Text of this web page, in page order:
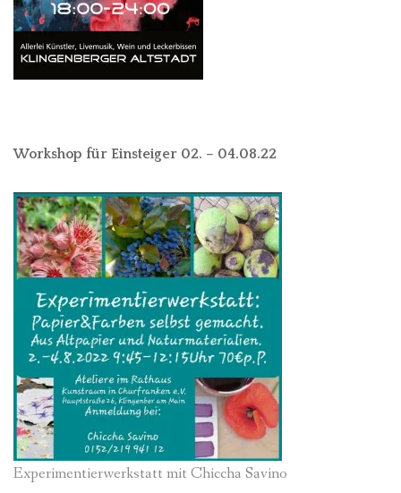
Workshop für Einsteiger 02. – 04.08.22
Experimentierwerkstatt mit Chiccha Savino